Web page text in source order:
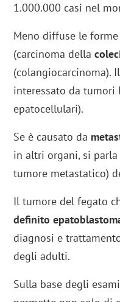
1.000.000 casi nel
Meno diffuse le
(carcinoma della
(colangiocarcinoma).
interessato da
epatocellulari).
Se è causato da
in altri organi, si
tumore metastatico)
Il tumore del fegato
definito
diagnosi e
degli adulti.
Sulla base degli